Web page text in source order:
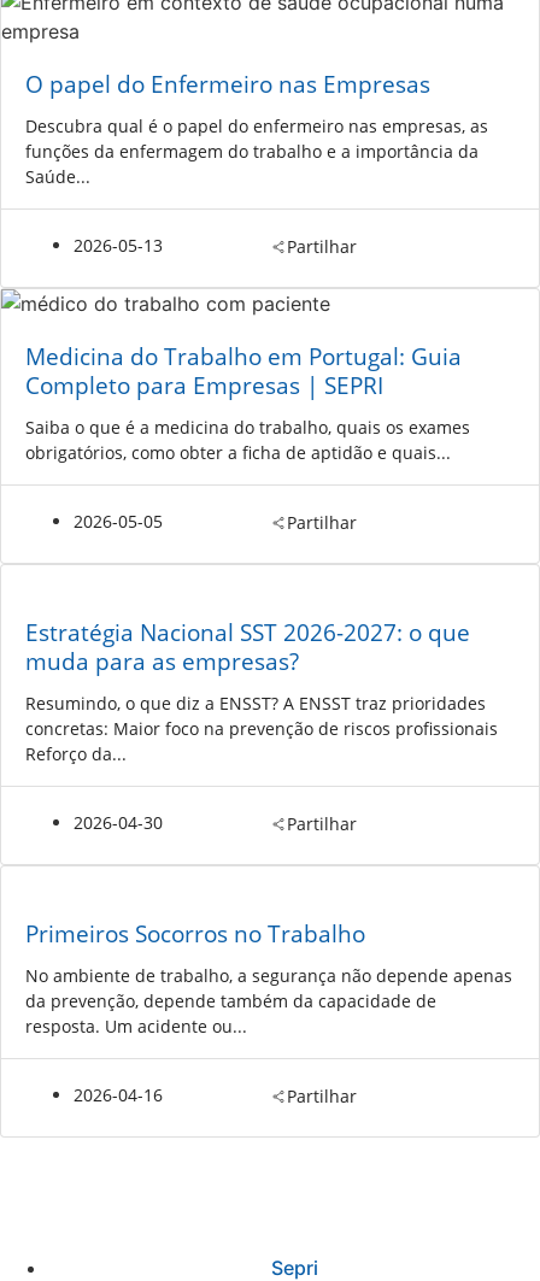
O papel do Enfermeiro nas Empresas
Descubra qual é o papel do enfermeiro nas empresas, as
funções da enfermagem do trabalho e a importância da
Saúde...
2026-05-13 Partilhar
Medicina do Trabalho em Portugal: Guia
Completo para Empresas | SEPRI
Saiba o que é a medicina do trabalho, quais os exames
obrigatórios, como obter a ficha de aptidão e quais...
2026-05-05 Partilhar
Estratégia Nacional SST 2026-2027: o que
muda para as empresas?
Resumindo, o que diz a ENSST? A ENSST traz prioridades
concretas: Maior foco na prevenção de riscos profissionais
Reforço da...
2026-04-30 Partilhar
Primeiros Socorros no Trabalho
No ambiente de trabalho, a segurança não depende apenas
da prevenção, depende também da capacidade de
resposta. Um acidente ou...
2026-04-16 Partilhar
Sepri